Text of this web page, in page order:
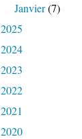
Janvier(7)
2025
2024
2023
2022
2021
2020